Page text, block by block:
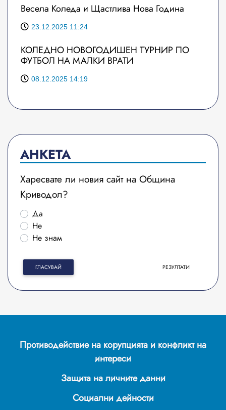
Весела Коледа и Щастлива Нова Година
23.12.2025 11:24
КОЛЕДНО НОВОГОДИШЕН ТУРНИР ПО
ФУТБОЛ НА МАЛКИ ВРАТИ
08.12.2025 14:19
АНКЕТА
Харесвате ли новия сайт на Община
Криводол?
Да
Не
Не знам
ГЛАСУВАЙ РЕЗУЛТАТИ
Противодействие на корупцията и конфликт на
интереси
Защита на личните данни
Социални дейности